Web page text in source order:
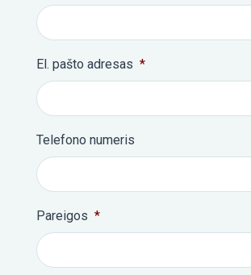
El. pašto adresas *
Telefono numeris
Pareigos *